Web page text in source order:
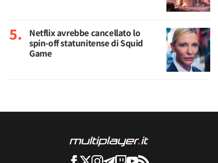
Netflix avrebbe cancellato lo
spin-off statunitense di Squid
Game